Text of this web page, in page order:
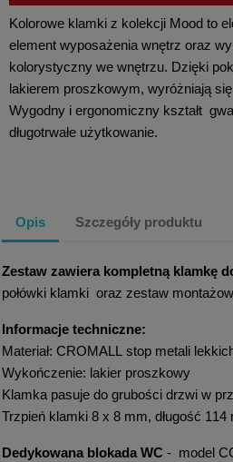
Kolorowe klamki z kolekcji Mood to
element wyposażenia wnętrz oraz
kolorystyczny we wnętrzu. Dzięki
lakierem proszkowym, wyróżniają się
Wygodny i ergonomiczny kształt
długotrwałe użytkowanie.
Opis Szczegóły produktu
Zestaw zawiera kompletną klamkę
połówki klamki oraz zestaw
Informacje techniczne:
Materiał: CROMALL stop metali
Wykończenie: lakier proszkowy
Klamka pasuje do grubości drzwi w
Trzpień klamki 8 x 8 mm, długość 114
Dedykowana blokada WC - model